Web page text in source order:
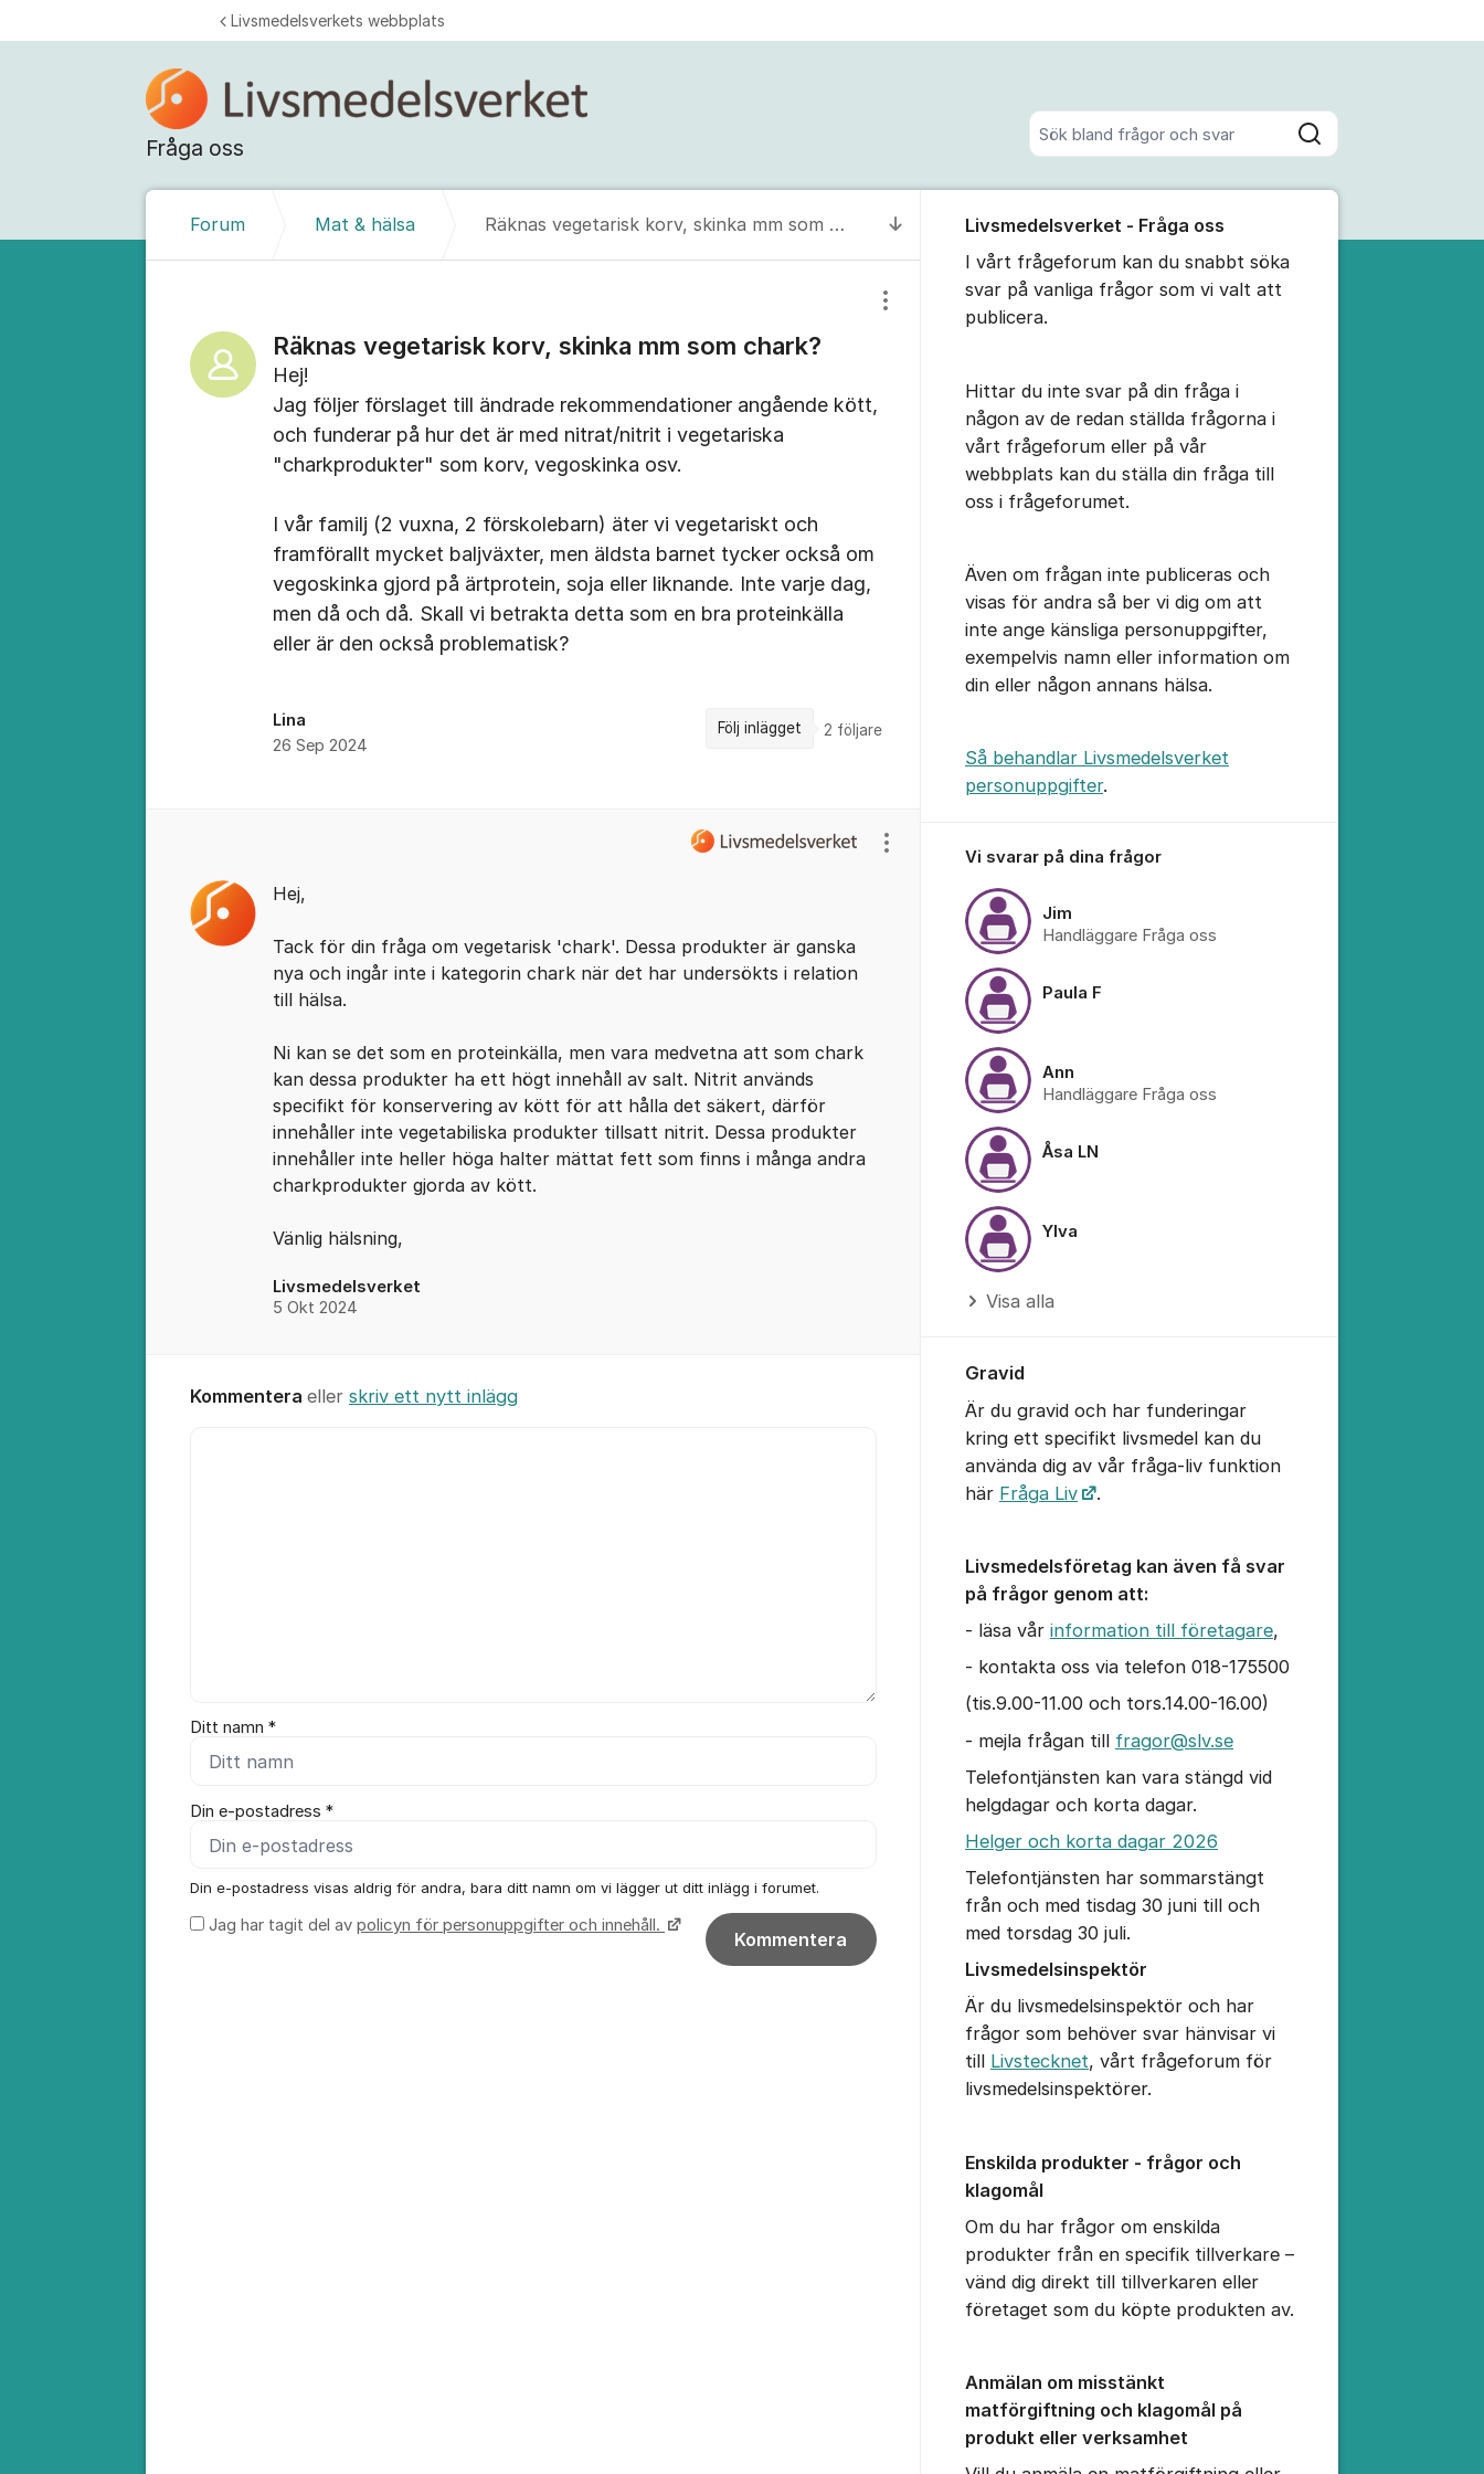
Fråga oss
Sök bland alla inlägg
Sök
Livsmedelsverkets webbplats
Till senaste kommentaren
Forum Mat & hälsa Räknas vegetarisk korv, skinka mm som chark?
Räknas vegetarisk korv, skinka mm som chark?
Visa/dölj inställningar för inlägg/kommentar
Hej!
Jag följer förslaget till ändrade rekommendationer angående kött,
och funderar på hur det är med nitrat/nitrit i vegetariska
"charkprodukter" som korv, vegoskinka osv.
I vår familj (2 vuxna, 2 förskolebarn) äter vi vegetariskt och
framförallt mycket baljväxter, men äldsta barnet tycker också om
vegoskinka gjord på ärtprotein, soja eller liknande. Inte varje dag,
men då och då. Skall vi betrakta detta som en bra proteinkälla
eller är den också problematisk?
Lina
26 Sep 2024
Följ inlägget 2 följare
Hej,
Tack för din fråga om vegetarisk 'chark'. Dessa produkter är ganska
nya och ingår inte i kategorin chark när det har undersökts i relation
till hälsa.
Ni kan se det som en proteinkälla, men vara medvetna att som chark
kan dessa produkter ha ett högt innehåll av salt. Nitrit används
specifikt för konservering av kött för att hålla det säkert, därför
innehåller inte vegetabiliska produkter tillsatt nitrit. Dessa produkter
innehåller inte heller höga halter mättat fett som finns i många andra
charkprodukter gjorda av kött.
Vänlig hälsning,
Livsmedelsverket
5 Okt 2024
Visa/dölj inställningar för inlägg/kommentar
Kommentera eller skriv ett nytt inlägg
Ditt namn *
Din e-postadress *
Din e-postadress visas aldrig för andra, bara ditt namn om vi lägger ut ditt inlägg i forumet.
Jag har tagit del av policyn för personuppgifter och innehåll.
Kommentera
Livsmedelsverket - Fråga oss
I vårt frågeforum kan du snabbt söka
svar på vanliga frågor som vi valt att
publicera.
Hittar du inte svar på din fråga i
någon av de redan ställda frågorna i
vårt frågeforum eller på vår
webbplats kan du ställa din fråga till
oss i frågeforumet.
Även om frågan inte publiceras och
visas för andra så ber vi dig om att
inte ange känsliga personuppgifter,
exempelvis namn eller information om
din eller någon annans hälsa.
Så behandlar Livsmedelsverket
personuppgifter.
Vi svarar på dina frågor
Jim
Handläggare Fråga oss
Paula F
Ann
Handläggare Fråga oss
Åsa LN
Ylva
Visa alla
Gravid
Är du gravid och har funderingar
kring ett specifikt livsmedel kan du
använda dig av vår fråga-liv funktion
här Fråga Liv .
Livsmedelsföretag kan även få svar
på frågor genom att:
- läsa vår information till företagare,
- kontakta oss via telefon 018-175500
(tis.9.00-11.00 och tors.14.00-16.00)
- mejla frågan till fragor@slv.se
Telefontjänsten kan vara stängd vid
helgdagar och korta dagar.
Helger och korta dagar 2026
Telefontjänsten har sommarstängt
från och med tisdag 30 juni till och
med torsdag 30 juli.
Livsmedelsinspektör
Är du livsmedelsinspektör och har
frågor som behöver svar hänvisar vi
till Livstecknet, vårt frågeforum för
livsmedelsinspektörer.
Enskilda produkter - frågor och
klagomål
Om du har frågor om enskilda
produkter från en specifik tillverkare –
vänd dig direkt till tillverkaren eller
företaget som du köpte produkten av.
Anmälan om misstänkt
matförgiftning och klagomål på
produkt eller verksamhet